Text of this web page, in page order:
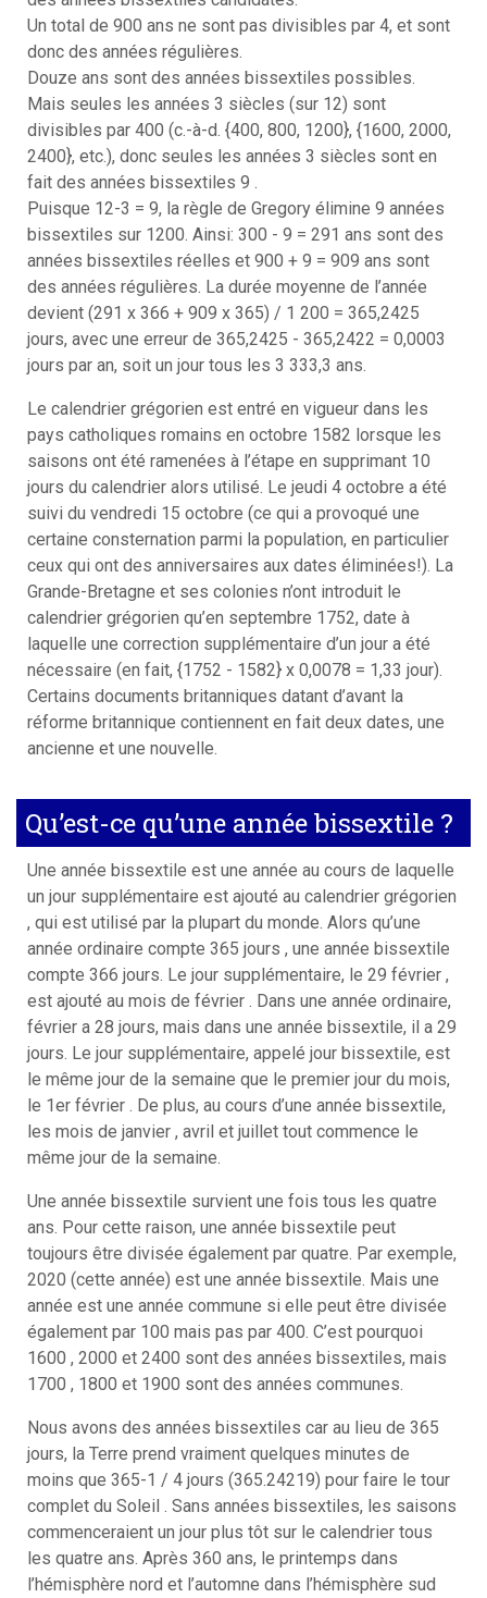
Un total de 900 ans ne sont pas divisibles par 4, et sont
donc des années régulières.
Douze ans sont des années bissextiles possibles.
Mais seules les années 3 siècles (sur 12) sont
divisibles par 400 (c.-à-d. {400, 800, 1200}, {1600, 2000,
2400}, etc.), donc seules les années 3 siècles sont en
fait des années bissextiles 9 .
Puisque 12-3 = 9, la règle de Gregory élimine 9 années
bissextiles sur 1200. Ainsi: 300 - 9 = 291 ans sont des
années bissextiles réelles et 900 + 9 = 909 ans sont
des années régulières. La durée moyenne de l’année
devient (291 x 366 + 909 x 365) / 1 200 = 365,2425
jours, avec une erreur de 365,2425 - 365,2422 = 0,0003
jours par an, soit un jour tous les 3 333,3 ans.
Le calendrier grégorien est entré en vigueur dans les
pays catholiques romains en octobre 1582 lorsque les
saisons ont été ramenées à l’étape en supprimant 10
jours du calendrier alors utilisé. Le jeudi 4 octobre a été
suivi du vendredi 15 octobre (ce qui a provoqué une
certaine consternation parmi la population, en particulier
ceux qui ont des anniversaires aux dates éliminées!). La
Grande-Bretagne et ses colonies n’ont introduit le
calendrier grégorien qu’en septembre 1752, date à
laquelle une correction supplémentaire d’un jour a été
nécessaire (en fait, {1752 - 1582} x 0,0078 = 1,33 jour).
Certains documents britanniques datant d’avant la
réforme britannique contiennent en fait deux dates, une
ancienne et une nouvelle.
Qu’est-ce qu’une année bissextile ?
Une année bissextile est une année au cours de laquelle
un jour supplémentaire est ajouté au calendrier grégorien
, qui est utilisé par la plupart du monde. Alors qu’une
année ordinaire compte 365 jours , une année bissextile
compte 366 jours. Le jour supplémentaire, le 29 février ,
est ajouté au mois de février . Dans une année ordinaire,
février a 28 jours, mais dans une année bissextile, il a 29
jours. Le jour supplémentaire, appelé jour bissextile, est
le même jour de la semaine que le premier jour du mois,
le 1er février . De plus, au cours d’une année bissextile,
les mois de janvier , avril et juillet tout commence le
même jour de la semaine.
Une année bissextile survient une fois tous les quatre
ans. Pour cette raison, une année bissextile peut
toujours être divisée également par quatre. Par exemple,
2020 (cette année) est une année bissextile. Mais une
année est une année commune si elle peut être divisée
également par 100 mais pas par 400. C’est pourquoi
1600 , 2000 et 2400 sont des années bissextiles, mais
1700 , 1800 et 1900 sont des années communes.
Nous avons des années bissextiles car au lieu de 365
jours, la Terre prend vraiment quelques minutes de
moins que 365-1 / 4 jours (365.24219) pour faire le tour
complet du Soleil . Sans années bissextiles, les saisons
commenceraient un jour plus tôt sur le calendrier tous
les quatre ans. Après 360 ans, le printemps dans
l’hémisphère nord et l’automne dans l’hémisphère sud